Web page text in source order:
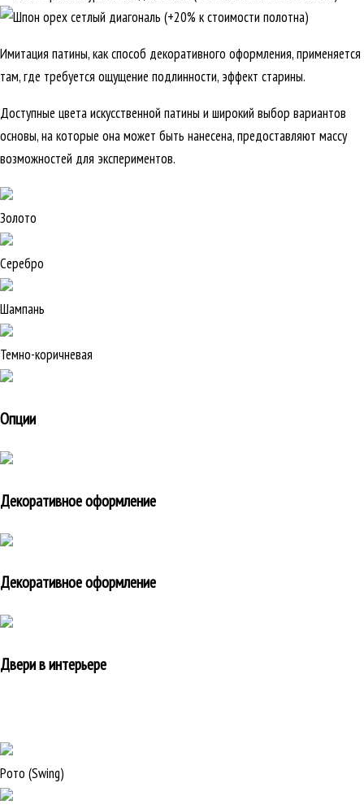
Имитация патины, как способ декоративного оформления, применяется
там, где требуется ощущение подлинности, эффект старины.
Доступные цвета искусственной патины и широкий выбор вариантов
основы, на которые она может быть нанесена, предоставляют массу
возможностей для экспериментов.
Золото
Серебро
Шампань
Темно-коричневая
Опции
Декоративное оформление
Декоративное оформление
Двери в интерьере
Рото (Swing)